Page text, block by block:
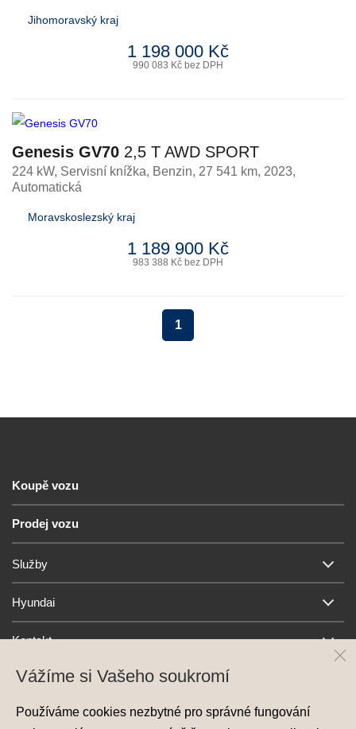
Jihomoravský kraj
1 198 000 Kč
990 083 Kč bez DPH
Genesis GV70 2,5 T AWD SPORT
224 kW, Servisní knížka, Benzin, 27 541 km, 2023,
Automatická
Moravskoslezský kraj
1 189 900 Kč
983 388 Kč bez DPH
1
Koupě vozu
Prodej vozu
Služby
Hyundai
Kontakt
Vážíme si Vašeho soukromí
Používáme cookies nezbytné pro správné fungování